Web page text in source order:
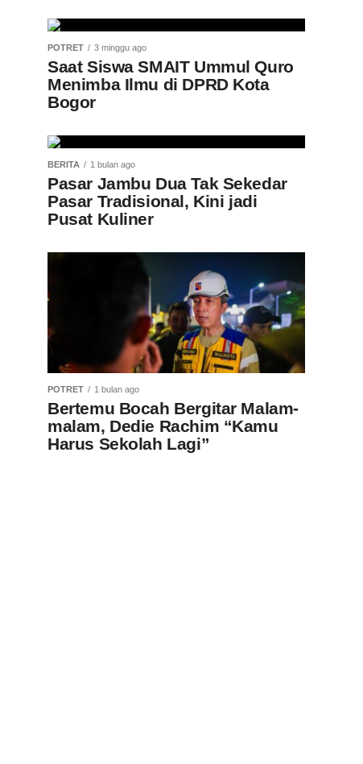
POTRET 3 minggu ago
Saat Siswa SMAIT Ummul Quro
Menimba Ilmu di DPRD Kota
Bogor
BERITA 1 bulan ago
Pasar Jambu Dua Tak Sekedar
Pasar Tradisional, Kini jadi
Pusat Kuliner
POTRET 1 bulan ago
Bertemu Bocah Bergitar Malam-
malam, Dedie Rachim “Kamu
Harus Sekolah Lagi”